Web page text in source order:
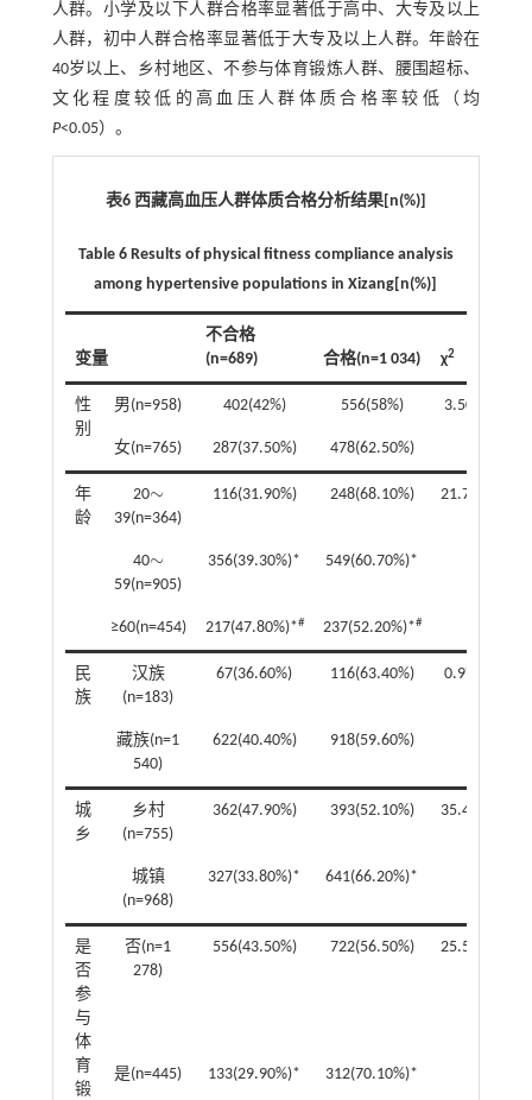
人群。小学及以下人群合格率显著低于高中、大专及以上
人群，初中人群合格率显著低于大专及以上人群。年龄在
40岁以上、乡村地区、不参与体育锻炼人群、腰围超标、
文化程度较低的高血压人群体质合格率较低（均
P<0.05）。
表6 西藏高血压人群体质合格分析结果[n(%)]
Table 6 Results of physical fitness compliance analysis
among hypertensive populations in Xizang[n(%)]
变量
不合格
(n=689)
合格(n=1 034) χ2
性
别
男(n=958) 402(42%) 556(58%) 3.50
女(n=765) 287(37.50%) 478(62.50%)
年
龄
20∼
∼
39(n=364)
116(31.90%) 248(68.10%) 21.70
40∼
∼
59(n=905)
356(39.30%)* 549(60.70%)*
≥60(n=454) 217(47.80%)*# 237(52.20%)*#
民
族
汉族
(n=183)
67(36.60%) 116(63.40%) 0.97
藏族(n=1
540)
622(40.40%) 918(59.60%)
城
乡
乡村
(n=755)
362(47.90%) 393(52.10%) 35.47
城镇
(n=968)
327(33.80%)* 641(66.20%)*
是
否
参
与
体
育
锻
否(n=1
278)
556(43.50%) 722(56.50%) 25.51
是(n=445) 133(29.90%)* 312(70.10%)*